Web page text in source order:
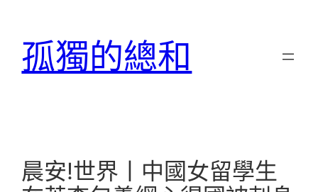
孤獨的總和
晨安!世界丨中國女留學生